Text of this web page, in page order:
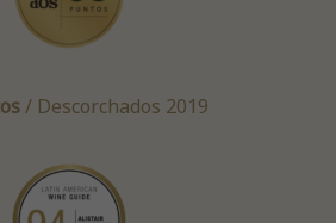
/ Descorchados 2019